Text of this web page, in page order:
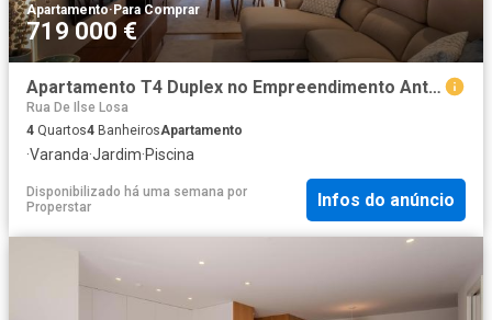
Apartamento·Para Comprar
719 000 €
Apartamento T4 Duplex no Empreendimento Antas Atrium, Antas, Porto
Rua De Ilse Losa
4 Quartos4 BanheirosApartamento
·Varanda·Jardim·Piscina
Disponibilizado há uma semana por
Properstar
Infos do anúncio